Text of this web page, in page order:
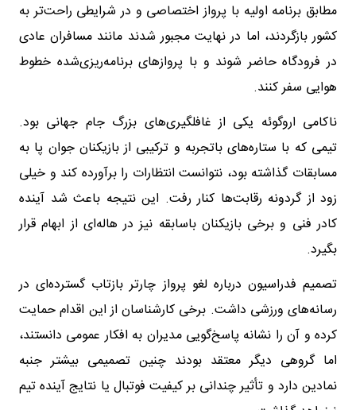
مطابق برنامه اولیه با پرواز اختصاصی و در شرایطی راحت‌تر به
کشور بازگردند، اما در نهایت مجبور شدند مانند مسافران عادی
در فرودگاه حاضر شوند و با پروازهای برنامه‌ریزی‌شده خطوط
هوایی سفر کنند.
ناکامی اروگوئه یکی از غافلگیری‌های بزرگ جام جهانی بود.
تیمی که با ستاره‌های باتجربه و ترکیبی از بازیکنان جوان پا به
مسابقات گذاشته بود، نتوانست انتظارات را برآورده کند و خیلی
زود از گردونه رقابت‌ها کنار رفت. این نتیجه باعث شد آینده
کادر فنی و برخی بازیکنان باسابقه نیز در هاله‌ای از ابهام قرار
بگیرد.
تصمیم فدراسیون درباره لغو پرواز چارتر بازتاب گسترده‌ای در
رسانه‌های ورزشی داشت. برخی کارشناسان از این اقدام حمایت
کرده و آن را نشانه پاسخ‌گویی مدیران به افکار عمومی دانستند،
اما گروهی دیگر معتقد بودند چنین تصمیمی بیشتر جنبه
نمادین دارد و تأثیر چندانی بر کیفیت فوتبال یا نتایج آینده تیم